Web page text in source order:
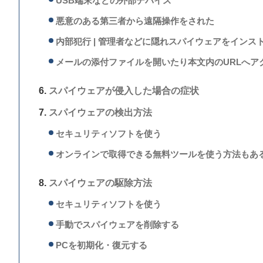
悪意のある第三者から遠隔操作をされた
内部犯行 | 管理者などに隠れスパイウェアをインス
メールの添付ファイルを開いたり本文内のURLへア
スパイウェアが侵入した場合の症状
スパイウェアの検出方法
セキュリティソフトを使う
オンラインで取得できる無料ツールを使う方法もあ
スパイウェアの駆除方法
セキュリティソフトを使う
手動でスパイウェアを削除する
PCを初期化・復元する